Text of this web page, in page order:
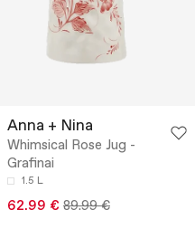
Anna + Nina
Whimsical Rose Jug -
Grafinai
1.5 L
62.99 € 89.99 €